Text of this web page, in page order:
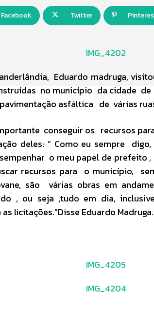
Facebook Twitter
Eduardo madruga,
no município da cidade de
asfáltica de várias
conseguir os recursos
deles: ” Como eu sempre
o meu papel de
recursos para o município,
são várias obras em
, ou seja ,tudo em dia,
licitações.”Disse Eduardo Madruga.